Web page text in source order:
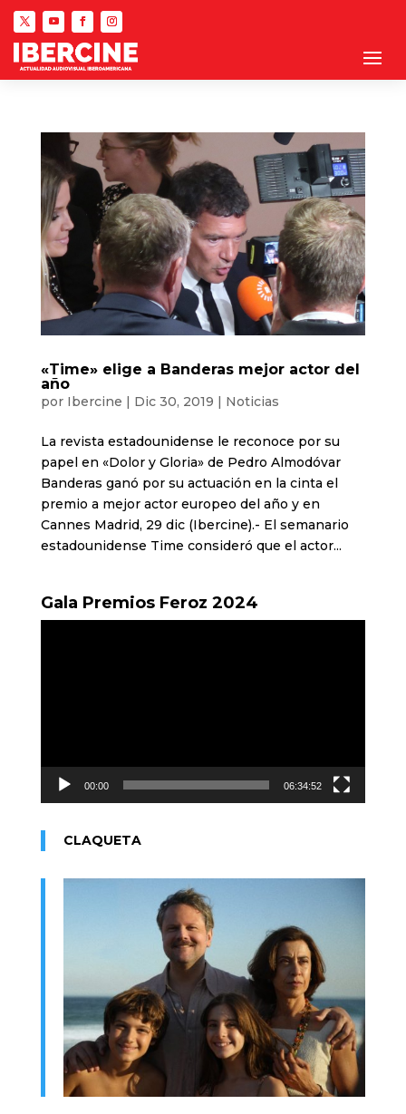
«Time» elige a Banderas mejor actor del
año
por Ibercine | Dic 30, 2019 | Noticias
La revista estadounidense le reconoce por su
papel en «Dolor y Gloria» de Pedro Almodóvar
Banderas ganó por su actuación en la cinta el
premio a mejor actor europeo del año y en
Cannes Madrid, 29 dic (Ibercine).- El semanario
estadounidense Time consideró que el actor...
Gala Premios Feroz 2024
00:00 06:34:52
CLAQUETA